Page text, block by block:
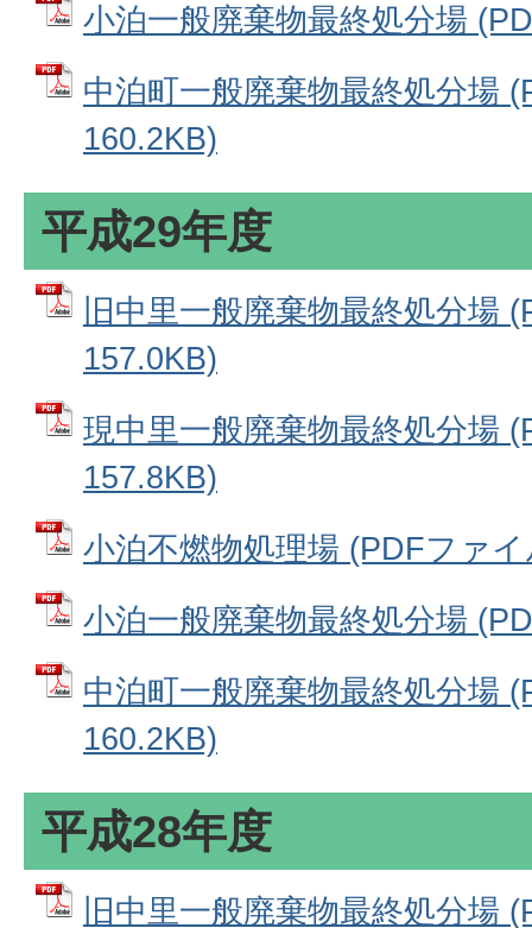
小泊一般廃棄物最終処分場
中泊町一般廃棄物最終処分場
160.2KB)
平成29年度
旧中里一般廃棄物最終処分場
157.0KB)
現中里一般廃棄物最終処分場
157.8KB)
小泊不燃物処理場 (PDFファ
小泊一般廃棄物最終処分場
中泊町一般廃棄物最終処分場
160.2KB)
平成28年度
旧中里一般廃棄物最終処分場